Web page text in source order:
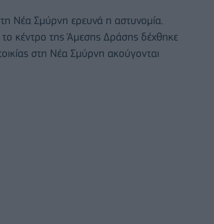
Νέα Σμύρνη ερευνά η αστυνομία.
το κέντρο της Άμεσης Δράσης δέχθηκε
στη Νέα Σμύρνη ακούγονται